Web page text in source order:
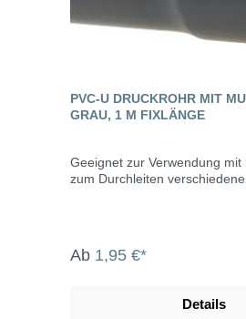
PVC-U DRUCKROHR MIT
GRAU, 1 M FIXLÄNGE
Geeignet zur Verwendung mit
zum Durchleiten
Ab 1,95 €*
Details